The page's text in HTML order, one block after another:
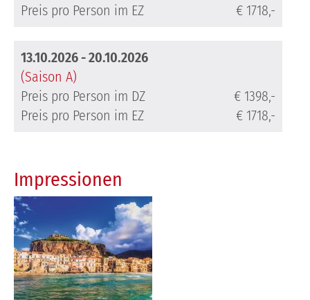
Preis pro Person im EZ
€ 1718,-
13.10.2026 - 20.10.2026
(Saison A)
Preis pro Person im DZ
€ 1398,-
Preis pro Person im EZ
€ 1718,-
Impressionen